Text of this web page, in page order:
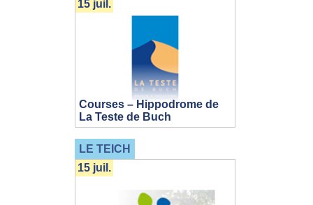
Courses – Hippodrome de
La Teste de Buch
15 juil.
LE TEICH
15 juil.